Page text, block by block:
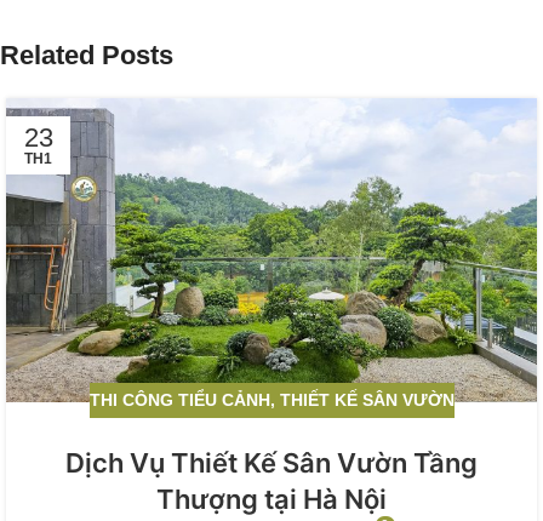
Related Posts
23
TH1
THI CÔNG TIỂU CẢNH, THIẾT KẾ SÂN VƯỜN
Dịch Vụ Thiết Kế Sân Vườn Tầng
Thượng tại Hà Nội